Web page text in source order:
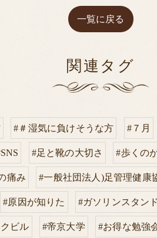
一覧に戻る
関連タグ
#＃湿気に負けそうな方 #７月
#足と靴の大切さ #歩くの
痛み #一般社団法人)足管理健康
#原因が知りた #ガソリンスタン
ビル #帝京大学 #お得な勉強